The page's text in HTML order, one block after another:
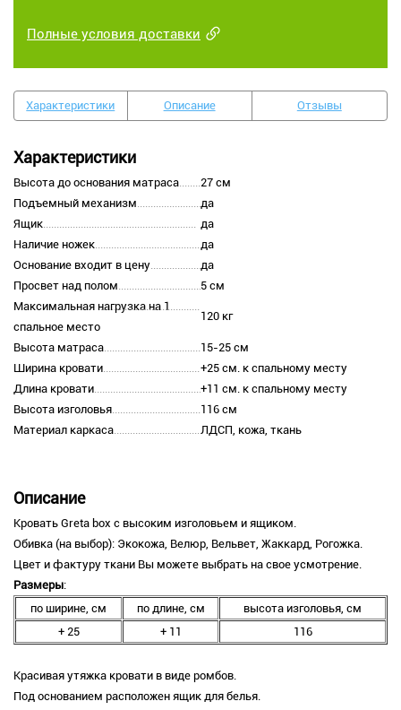
Полные условия доставки
Характеристики Описание Отзывы
Характеристики
Высота до основания матраса
27 см
Подъемный механизм
да
Ящик
да
Наличие ножек
да
Основание входит в цену
да
Просвет над полом
5 см
Максимальная нагрузка на 1
спальное место
120 кг
Высота матраса
15-25 см
Ширина кровати
+25 см. к спальному месту
Длина кровати
+11 см. к спальному месту
Высота изголовья
116 см
Материал каркаса
ЛДСП, кожа, ткань
Описание
Кровать Greta box с высоким изголовьем и ящиком.
Обивка (на выбор): Экокожа, Велюр, Вельвет, Жаккард, Рогожка.
Цвет и фактуру ткани Вы можете выбрать на свое усмотрение.
Размеры:
по ширине, см
по длине, см
высота изголовья, см
+ 25
+ 11 116
Красивая утяжка кровати в виде ромбов.
Под основанием расположен ящик для белья.